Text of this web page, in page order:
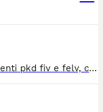
I cuccioli sono completi di vaccini, esenti pkd fiv e felv, certificati di buona salute, libretto sanitario, pedigree AFSI, altissima genealogia, allevamento riconosciuto WCF, no perditempo o curiosi, consulenza h24. I piccoli hanno un carattere dolcissimo e verranno consegnati direttamente da me. È gradita la presentazione.